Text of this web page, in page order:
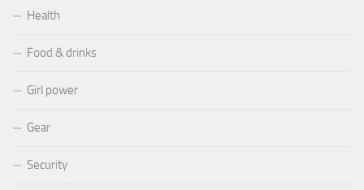
Health
Food & drinks
Girl power
Gear
Security